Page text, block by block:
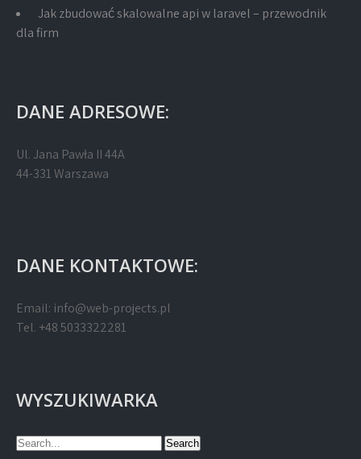
Jak zbudować skalowalne api w laravel – przewodnik
dla firm
DANE ADRESOWE:
Ul. Jana Pawła II 44A
44-331 Warszawa
DANE KONTAKTOWE:
Email: info@web-projects.pl
Tel. +48 5033322281
WYSZUKIWARKA